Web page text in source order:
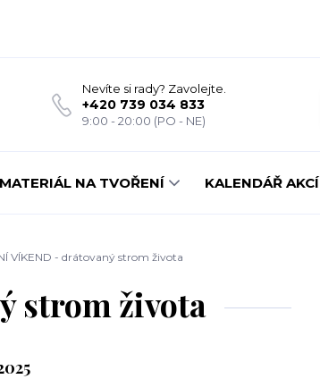
Nevíte si rady? Zavolejte.
+420 739 034 833
9:00 - 20:00 (PO - NE)
MATERIÁL NA TVOŘENÍ KALENDÁŘ AKCÍ
VÍKEND - drátovaný strom života
strom života